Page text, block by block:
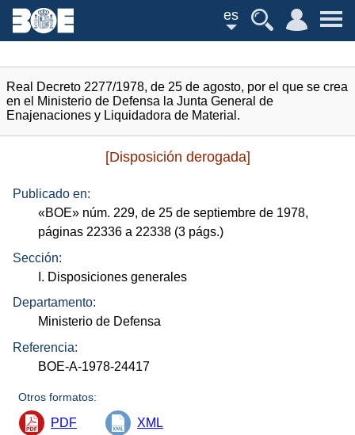
es
Real Decreto 2277/1978, de 25 de agosto, por el que se crea
en el Ministerio de Defensa la Junta General de
Enajenaciones y Liquidadora de Material.
[Disposición derogada]
Publicado en:
«BOE» núm. 229, de 25 de septiembre de 1978,
páginas 22336 a 22338 (3 págs.)
Sección:
I. Disposiciones generales
Departamento:
Ministerio de Defensa
Referencia:
BOE-A-1978-24417
Otros formatos:
PDF XML